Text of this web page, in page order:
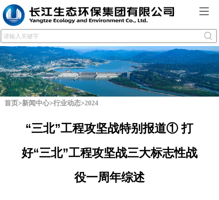
首页>新闻中心>行业动态>2024
“三北”工程攻坚战特别报道① 打
好“三北”工程攻坚战三大标志性战
役一周年综述